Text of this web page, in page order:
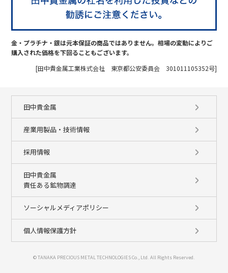
金・プラチナ・銀は元本保証の商品ではありません。相場の変動によりご
購入された価格を下回ることもございます。
[田中貴金属工業株式会社 東京都公安委員会 301011105352号]
田中貴金属
産業用製品・技術情報
採用情報
田中貴金属
責任ある鉱物調達
ソーシャルメディアポリシー
個人情報保護方針
© TANAKA PRECIOUS METAL TECHNOLOGIES Co., Ltd. All Rights Reserved.